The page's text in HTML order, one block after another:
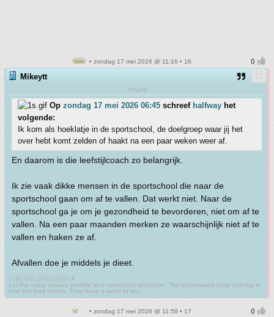
• zondag 17 mei 2026 @ 11:16 • 16
Mikeytt
Any/All
Op zondag 17 mei 2026 06:45 schreef halfway het
volgende:
Ik kom als hoeklatje in de sportschool, de doelgroep waar jij het
over hebt komt zelden of haakt na een paar weken weer af.
En daarom is die leefstijlcoach zo belangrijk.
Ik zie vaak dikke mensen in de sportschool die naar de
sportschool gaan om af te vallen. Dat werkt niet. Naar de
sportschool ga je om je gezondheid te bevorderen, niet om af te
vallen. Na een paar maanden merken ze waarschijnlijk niet af te
vallen en haken ze af.
Afvallen doe je middels je dieet.
🇨🇳🇻🇳🇱🇦🇨🇺🇰🇵☭
Let the ruling classes tremble at a communist revolution. The proletarians have nothing to
lose but their chains. They have a world to win.
• zondag 17 mei 2026 @ 11:59 • 17